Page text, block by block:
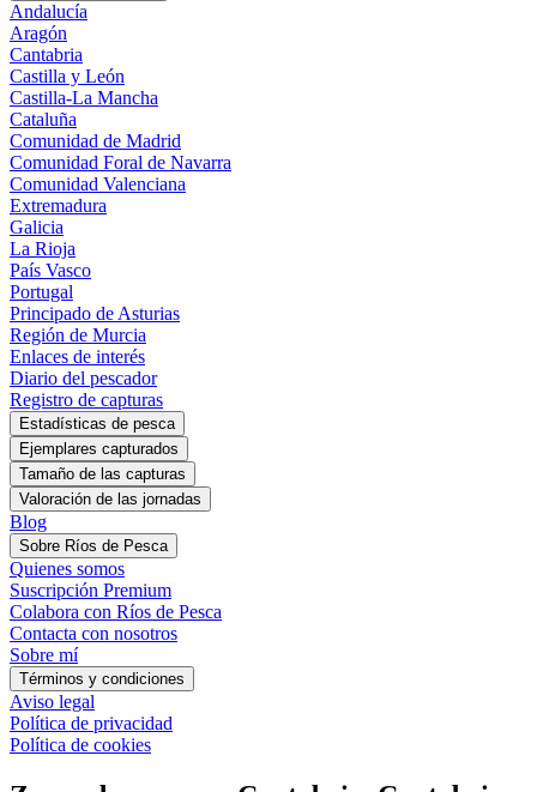
Andalucía
Aragón
Cantabria
Castilla y León
Castilla-La Mancha
Cataluña
Comunidad de Madrid
Comunidad Foral de Navarra
Comunidad Valenciana
Extremadura
Galicia
La Rioja
País Vasco
Portugal
Principado de Asturias
Región de Murcia
Enlaces de interés
Diario del pescador
Registro de capturas
Estadísticas de pesca
Blog
Sobre Ríos de Pesca
Quienes somos
Suscripción Premium
Colabora con Ríos de Pesca
Contacta con nosotros
Sobre mí
Términos y condiciones
Aviso legal
Política de privacidad
Política de cookies